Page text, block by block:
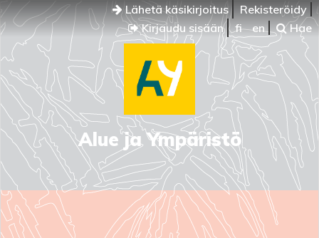
Lähetä käsikirjoitus
Rekisteröidy
Kirjaudu sisään
fi en Hae
Alue ja Ympäristö